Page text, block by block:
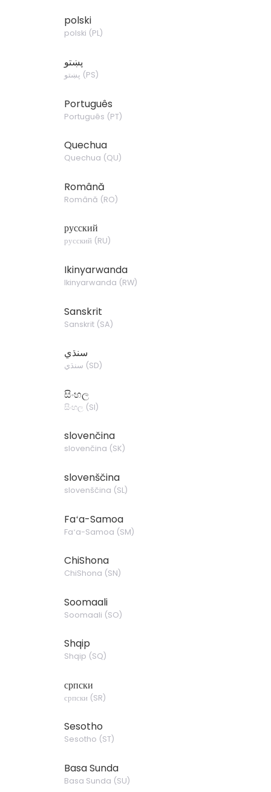
polski
polski (PL)
پښتو
پښتو (PS)
Português
Português (PT)
Quechua
Quechua (QU)
Română
Română (RO)
русский
русский (RU)
Ikinyarwanda
Ikinyarwanda (RW)
Sanskrit
Sanskrit(SA)
سنڌي
سنڌي (SD)
සිංහල
සිංහල (SI)
slovenčina
slovenčina (SK)
slovenščina
slovenščina (SL)
Faʻa-Samoa
Faʻa-Samoa (SM)
ChiShona
ChiShona (SN)
Soomaali
Soomaali (SO)
Shqip
Shqip (SQ)
српски
српски (SR)
Sesotho
Sesotho (ST)
Basa Sunda
Basa Sunda (SU)